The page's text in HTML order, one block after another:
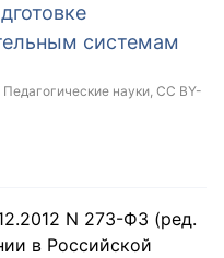
системам
Педагогические науки, CC BY-
N 273-ФЗ (ред.
в Российской